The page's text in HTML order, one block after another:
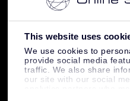
This website uses
We use cookies to
provide social media
traffic. We also share
our site with our social
information that you’ve